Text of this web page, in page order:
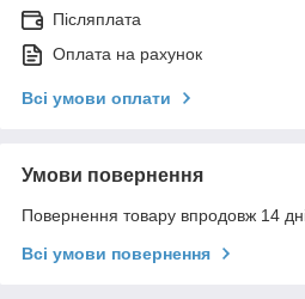
Післяплата
Оплата на рахунок
Всі умови оплати
Умови повернення
Повернення товару впродовж 14
Всі умови повернення